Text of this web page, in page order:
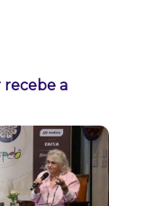
recebe a